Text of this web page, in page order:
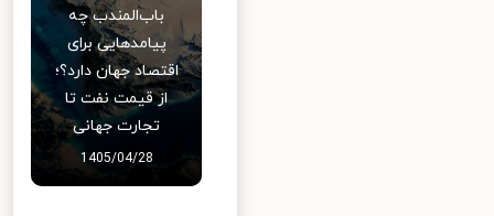
باب‌المندب چه
پیامدهایی برای
اقتصاد جهان دارد؟؛
از قیمت نفت تا
تجارت جهانی
1405/04/28